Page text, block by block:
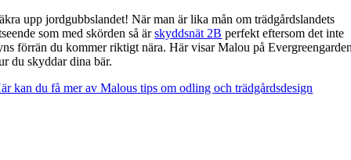
upp jordgubbslandet! När man är lika mån om trädgårdslandets
som med skörden så ärskyddsnät 2B perfekt eftersom det inte
förrän du kommer riktigt nära. Här visar Malou på
du skyddar dina bär.
kan du få mer av Malous tips om odling och trädgårdsdesign